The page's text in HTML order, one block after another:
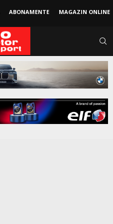
ABONAMENTE MAGAZIN ONLINE